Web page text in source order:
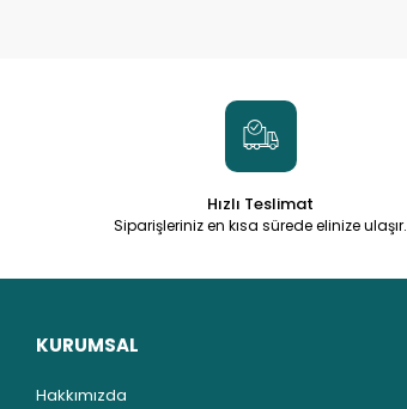
Hızlı Teslimat
Siparişleriniz en kısa sürede elinize ulaşır.
KURUMSAL
Hakkımızda